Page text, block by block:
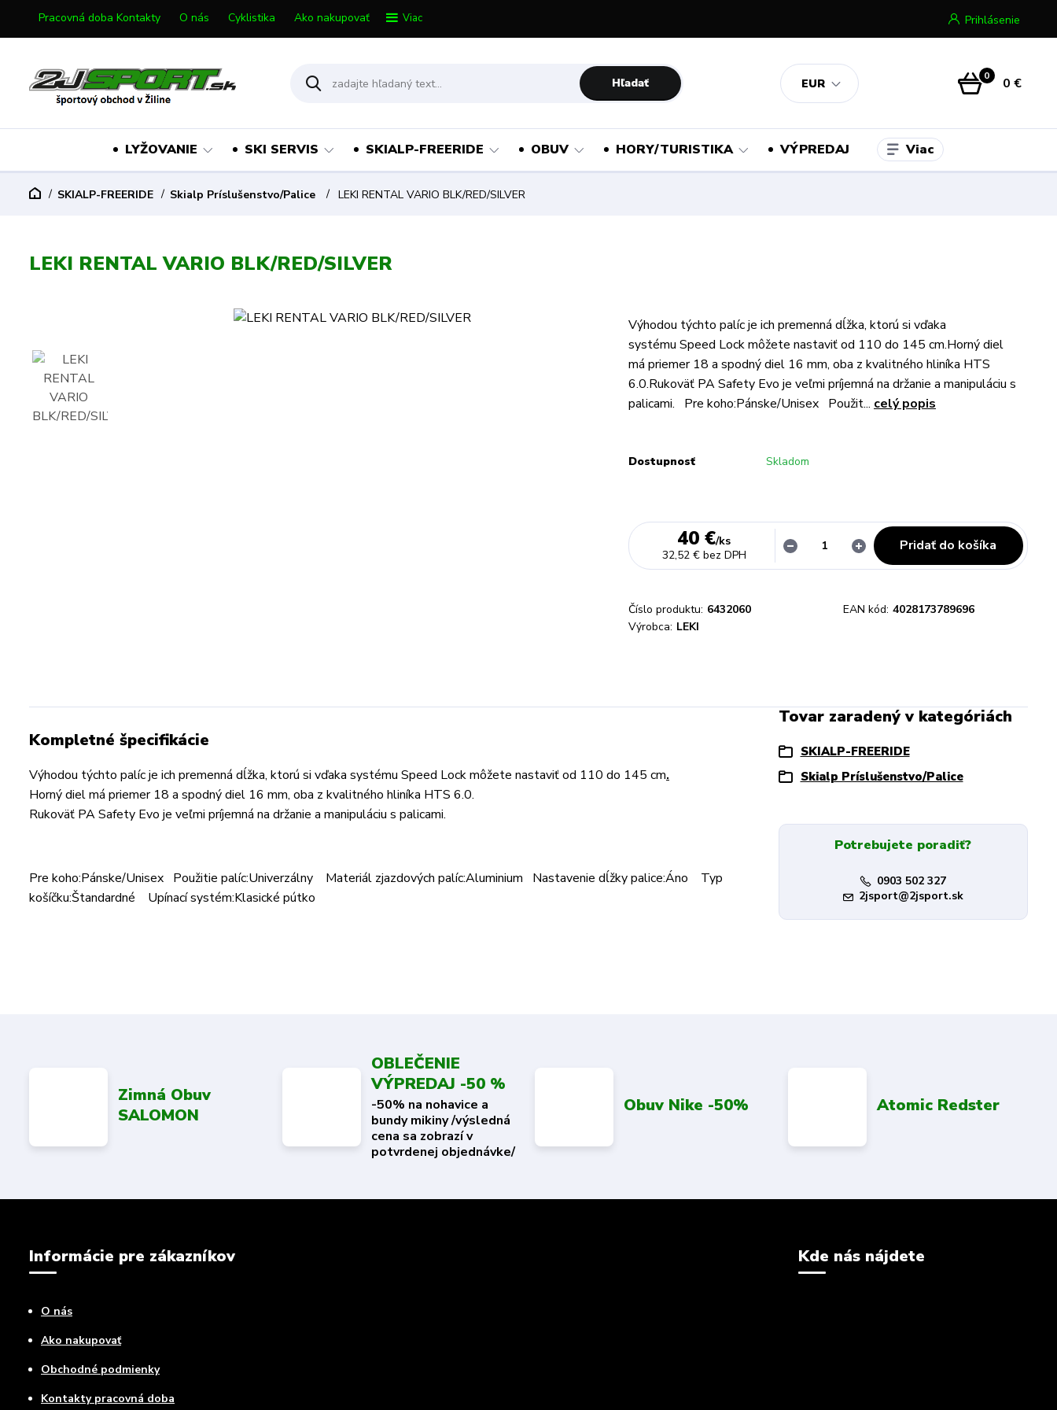
Pracovná doba Kontakty O nás Cyklistika Ako nakupovať Viac
EUR
Prihlásenie
Hľadať 0 0 €
LYŽOVANIE SKI SERVIS SKIALP-FREERIDE OBUV HORY/TURISTIKA VÝPREDAJ Viac
SKIALP-FREERIDE Skialp Príslušenstvo/Palice LEKI RENTAL VARIO BLK/RED/SILVER
LEKI RENTAL VARIO BLK/RED/SILVER
Výhodou týchto palíc je ich premenná dĺžka, ktorú si vďaka
systému Speed Lock môžete nastaviť od 110 do 145 cm.Horný diel
má priemer 18 a spodný diel 16 mm, oba z kvalitného hliníka HTS
6.0.Rukoväť PA Safety Evo je veľmi príjemná na držanie a manipuláciu s
palicami. Pre koho:Pánske/Unisex Použit... celý popis
Dostupnosť Skladom
40 €/ks
32,52 € bez DPH
Pridať do košíka
Číslo produktu: 6432060 EAN kód: 4028173789696
Výrobca: LEKI
Kompletné špecifikácie
Výhodou týchto palíc je ich premenná dĺžka, ktorú si vďaka systému Speed Lock môžete nastaviť od 110 do 145 cm.
Horný diel má priemer 18 a spodný diel 16 mm, oba z kvalitného hliníka HTS 6.0.
Rukoväť PA Safety Evo je veľmi príjemná na držanie a manipuláciu s palicami.
Pre koho:Pánske/Unisex Použitie palíc:Univerzálny Materiál zjazdových palíc:Aluminium Nastavenie dĺžky palice:Áno Typ
košíčku:Štandardné Upínací systém:Klasické pútko
Tovar zaradený v kategóriách
SKIALP-FREERIDE
Skialp Príslušenstvo/Palice
Potrebujete poradiť?
0903 502 327
2jsport@2jsport.sk
Zimná Obuv
SALOMON
OBLEČENIE
VÝPREDAJ -50 %
-50% na nohavice a
bundy mikiny /výsledná
cena sa zobrazí v
potvrdenej objednávke/
Obuv Nike -50% Atomic Redster
Informácie pre zákazníkov
O nás
Ako nakupovať
Obchodné podmienky
Kontakty pracovná doba
Kde nás nájdete